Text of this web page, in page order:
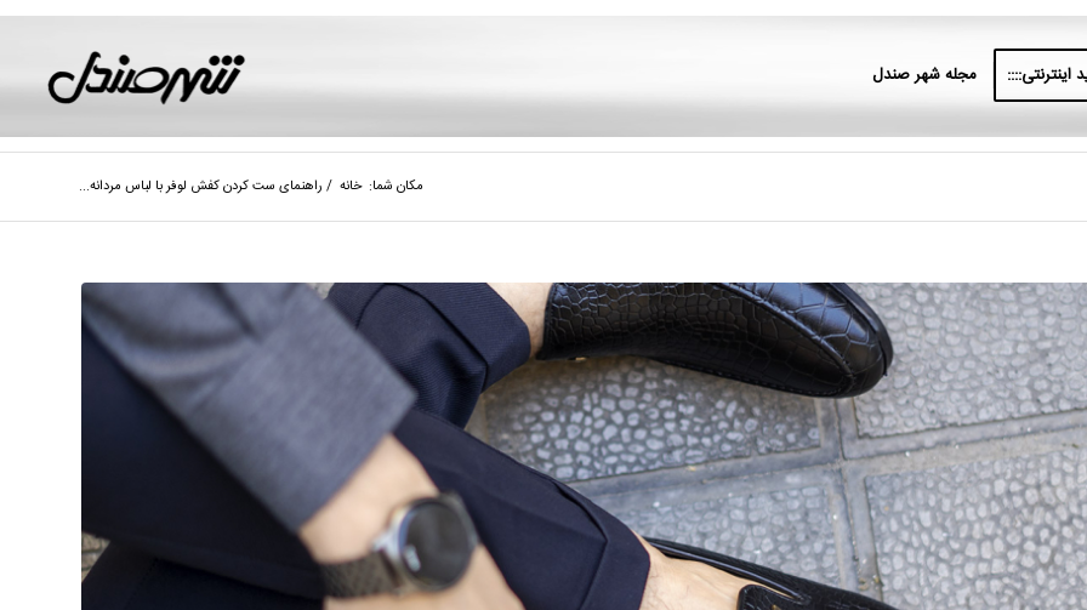
اینترنتی:::: مجله شهر صندل
مکان شما: خانه / راهنمای ست کردن کفش لوفر با لباس مردانه...